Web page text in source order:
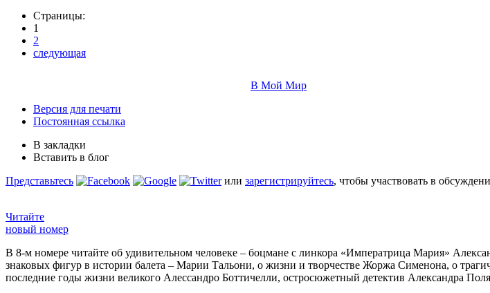
Страницы:
1
2
следующая
В Мой Мир
Версия для печати
Постоянная ссылка
В закладки
Вставить в блог
Представьтесь
или зарегистрируйтесь, чтобы участвовать в
Читайте
новый номер
В 8-м номере читайте об удивительном человеке – боцмане с линкора «Императрица Мария»
знаковых фигур в истории балета – Марии Тальони, о жизни и творчестве Жоржа Сименона, о
последние годы жизни великого Алессандро Боттичелли, остросюжетный детектив Александра